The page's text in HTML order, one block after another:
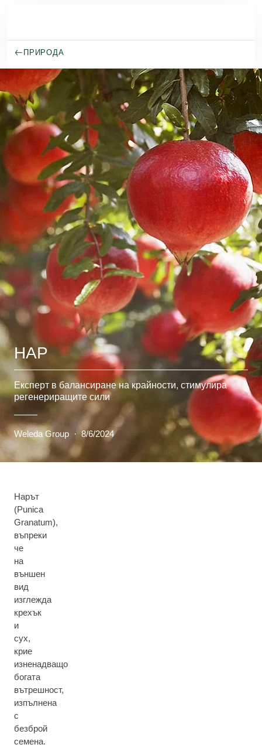
ПРИРОДА
НАР
Експерт в балансиране на крайности, стимулира
регенериращите сили
Weleda Group · 8/6/2024
Нарът
(Punica
Granatum),
въпреки
че
на
външен
вид
изглежда
крехък
и
сух,
крие
изненадващо
богата
вътрешност,
изпълнена
с
безброй
семена.